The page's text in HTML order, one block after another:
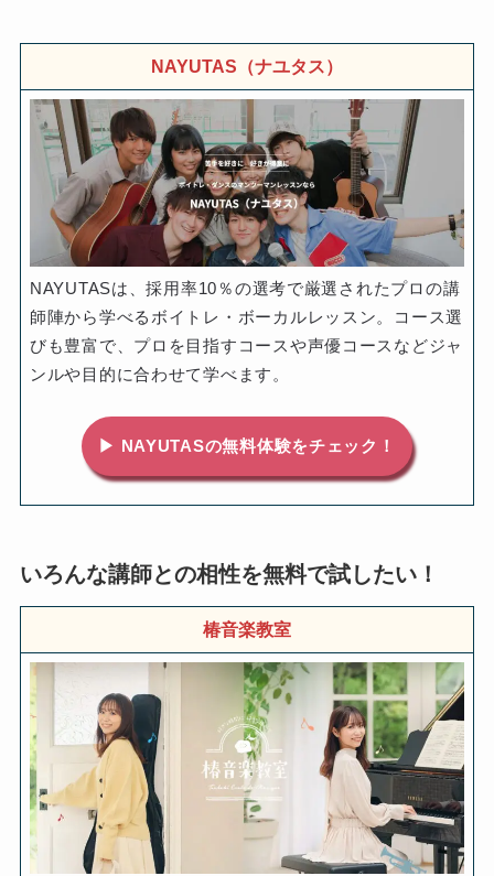
NAYUTAS（ナユタス）
NAYUTASは、採用率10％の選考で厳選されたプロの講
師陣から学べるボイトレ・ボーカルレッスン。コース選
びも豊富で、プロを目指すコースや声優コースなどジャ
ンルや目的に合わせて学べます。
▶ NAYUTASの無料体験をチェック！
いろんな講師との相性を無料で試したい！
椿音楽教室